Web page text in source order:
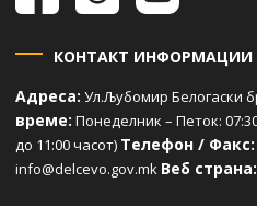
КОНТАКТ ИНФОРМАЦИИ
Адреса: Ул.Љубомир Белогаски
време: Понеделник – Петок:
до 11:00 часот) Телефон / Факс:
info@delcevo.gov.mk Веб страна: